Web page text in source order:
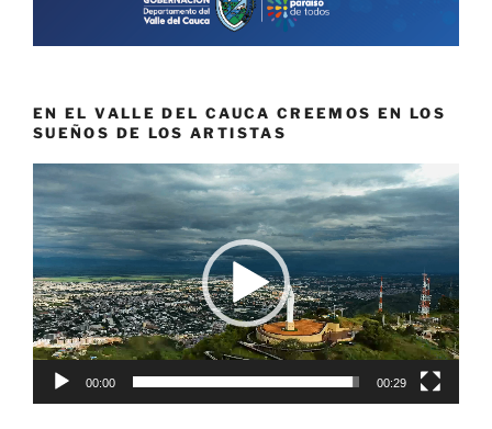
EN EL VALLE DEL CAUCA CREEMOS EN LOS
SUEÑOS DE LOS ARTISTAS
Reproductor
de
vídeo
00:00 00:29